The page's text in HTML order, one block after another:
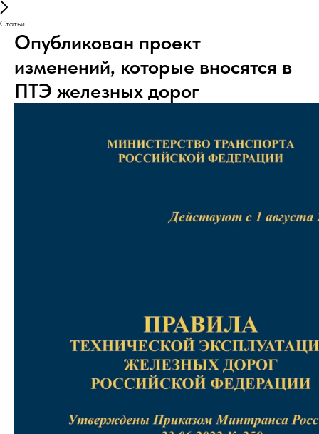
Статьи
Опубликован проект
изменений, которые вносятся в
ПТЭ железных дорог